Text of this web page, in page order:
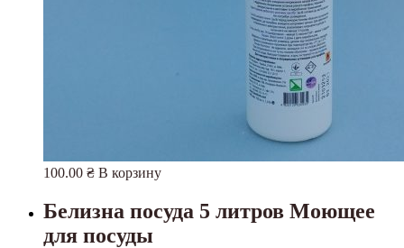
100.00 ₴ В корзину
Белизна посуда 5 литров Моющее
для посуды